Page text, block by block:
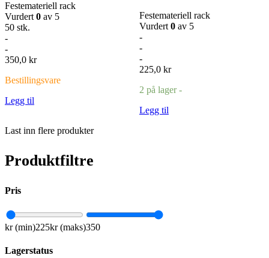
Festemateriell rack
Vurdert0 av 5
50 stk.
-
-
350,0 kr
Bestillingsvare
Legg til
Festemateriell rack
Vurdert0 av 5
-
-
-
225,0 kr
2 på lager -
Legg til
Last inn flere produkter
Produktfiltre
Pris
kr (min)225kr (maks)350
Lagerstatus